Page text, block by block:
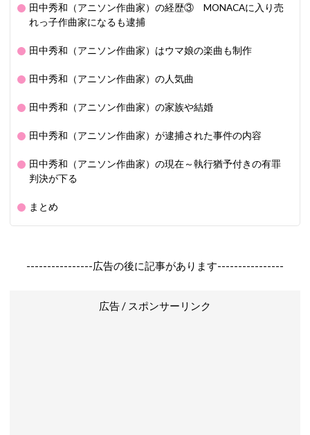
田中秀和（アニソン作曲家）の経歴③ MONACAに入り売
れっ子作曲家になるも逮捕
田中秀和（アニソン作曲家）はウマ娘の楽曲も制作
田中秀和（アニソン作曲家）の人気曲
田中秀和（アニソン作曲家）の家族や結婚
田中秀和（アニソン作曲家）が逮捕された事件の内容
田中秀和（アニソン作曲家）の現在～執行猶予付きの有罪
判決が下る
まとめ
----------------広告の後に記事があります----------------
広告 / スポンサーリンク